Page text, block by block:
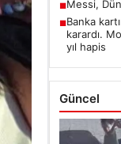
■Banka
karardı.
yıl hapis
Güncel